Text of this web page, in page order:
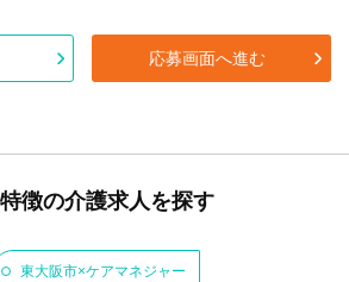
応募画面へ進む
徴の介護求人を探す
東大阪市×ケアマネジャー